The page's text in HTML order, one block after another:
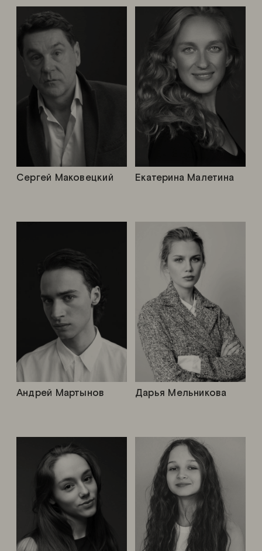
Сергей Маковецкий
Дарья Мельникова
Андрей Мартынов
Екатерина Малетина